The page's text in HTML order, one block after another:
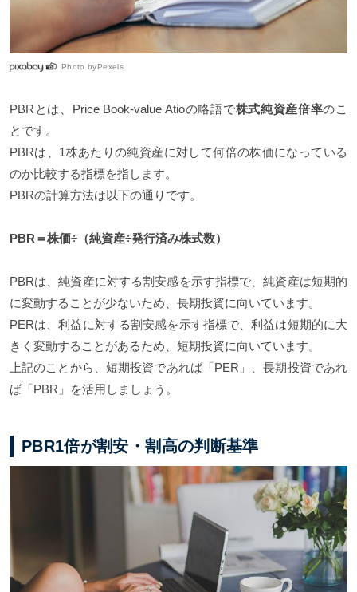
Photo byPexels
PBRとは、Price Book-value Atioの略語で株式純資産倍率のこ
とです。
PBRは、1株あたりの純資産に対して何倍の株価になっている
のか比較する指標を指します。
PBRの計算方法は以下の通りです。
PBR＝株価÷（純資産÷発行済み株式数）
PBRは、純資産に対する割安感を示す指標で、純資産は短期的
に変動することが少ないため、長期投資に向いています。
PERは、利益に対する割安感を示す指標で、利益は短期的に大
きく変動することがあるため、短期投資に向いています。
上記のことから、短期投資であれば「PER」、長期投資であれ
ば「PBR」を活用しましょう。
PBR1倍が割安・割高の判断基準